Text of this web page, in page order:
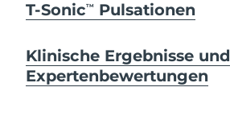
T-SonicTM Pulsationen
Klinische Ergebnisse und
Expertenbewertungen